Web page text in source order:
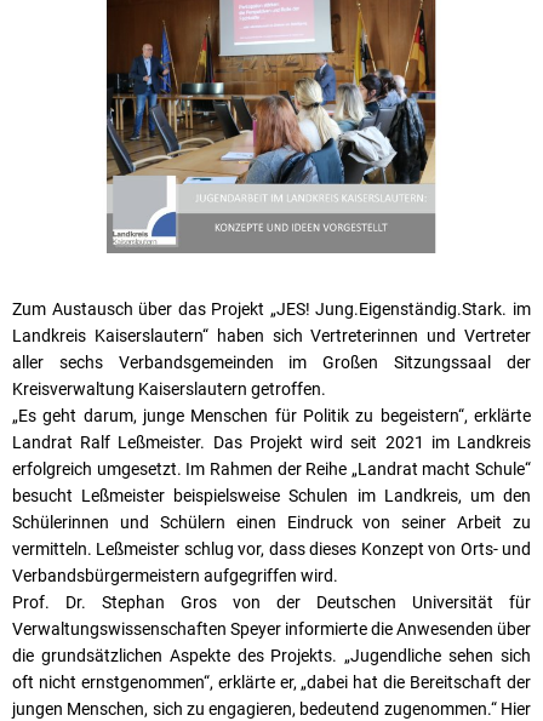
Karriere
Landkreisfilm
Beteiligungen
Klimamanagement
Zum Austausch über das Projekt „JES! Jung.Eigenständig.Stark. im
Landkreis Kaiserslautern“ haben sich Vertreterinnen und Vertreter
aller sechs Verbandsgemeinden im Großen Sitzungssaal der
Kreisverwaltung Kaiserslautern getroffen.
„Es geht darum, junge Menschen für Politik zu begeistern“, erklärte
Landrat Ralf Leßmeister. Das Projekt wird seit 2021 im Landkreis
erfolgreich umgesetzt. Im Rahmen der Reihe „Landrat macht Schule“
besucht Leßmeister beispielsweise Schulen im Landkreis, um den
Schülerinnen und Schülern einen Eindruck von seiner Arbeit zu
vermitteln. Leßmeister schlug vor, dass dieses Konzept von Orts- und
Verbandsbürgermeistern aufgegriffen wird.
Prof. Dr. Stephan Gros von der Deutschen Universität für
Verwaltungswissenschaften Speyer informierte die Anwesenden über
die grundsätzlichen Aspekte des Projekts. „Jugendliche sehen sich
oft nicht ernstgenommen“, erklärte er, „dabei hat die Bereitschaft der
jungen Menschen, sich zu engagieren, bedeutend zugenommen.“ Hier